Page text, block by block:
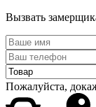
Вызвать
Пожалуйста,